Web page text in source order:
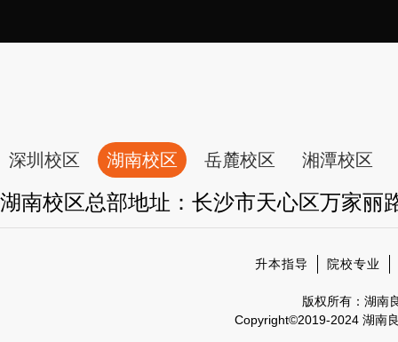
深圳校区 湖南校区 岳麓校区 湘潭校区
湖南校区总部地址：长沙市天心区万家丽
升本指导 院校专业
版权所有：湖南
Copyright©2019-2024 湖南